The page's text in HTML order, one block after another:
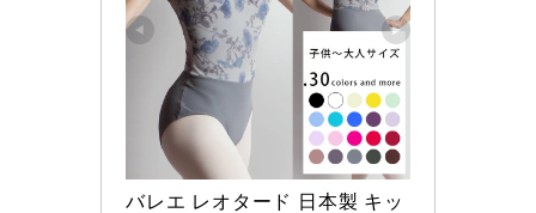
バレエ レオタード 日本製 キッ